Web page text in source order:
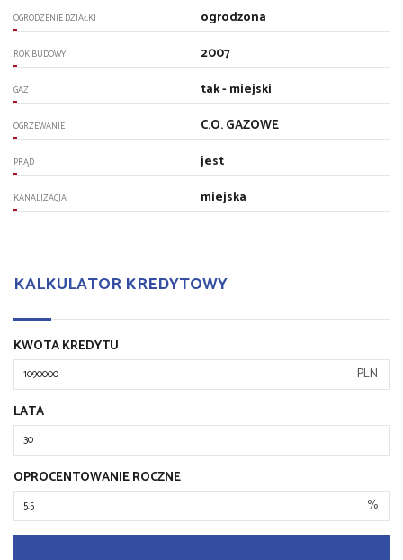
OGRODZENIE DZIAŁKI ogrodzona
ROK BUDOWY 2007
GAZ tak - miejski
OGRZEWANIE C.O. GAZOWE
PRĄD jest
KANALIZACJA miejska
KALKULATOR KREDYTOWY
KWOTA KREDYTU
PLN
LATA
OPROCENTOWANIE ROCZNE
%